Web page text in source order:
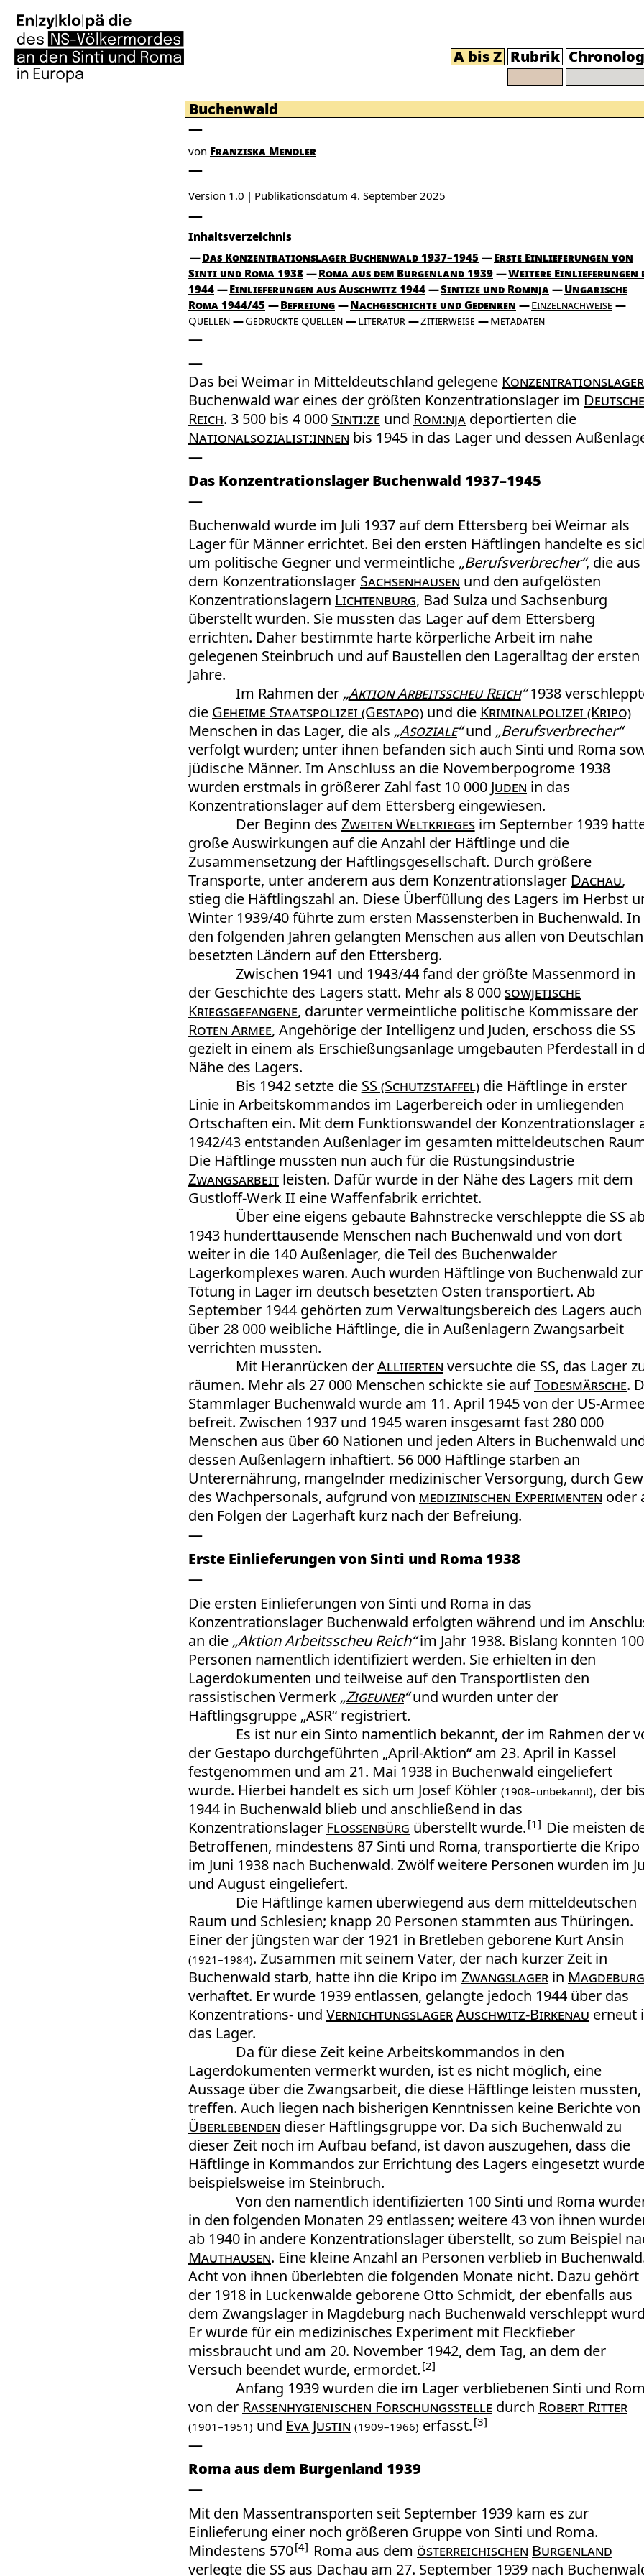
A bis Z Rubrik
Buchenwald
von Franziska Mendler
Version 1.0 Publikationsdatum 4. September 2025
Inhaltsverzeichnis
Das Konzentrationslager Buchenwald 1937–1945
Erste Einlieferungen von
Sinti und Roma 1938
Roma aus dem Burgenland 1939
Weitere Einlieferungen
1944
Einlieferungen aus Auschwitz 1944 Sintize und Romnja
Ungarische
Roma 1944/45
Befreiung Nachgeschichte und Gedenken
Einzelnachweise
Quellen
Gedruckte Quellen Literatur Zitierweise Metadaten
Das bei Weimar in Mitteldeutschland gelegene Konzentrationslager
Buchenwald war eines der größten Konzentrationslager im
Reich. 3 500 bis 4 000 Sinti:ze und Rom:nja deportierten die
Nationalsozialist:innen bis 1945 in das Lager und dessen
Das Konzentrationslager Buchenwald 1937–1945
Buchenwald wurde im Juli 1937 auf dem Ettersberg bei Weimar als
Lager für Männer errichtet. Bei den ersten Häftlingen handelte es
um politische Gegner und vermeintliche „Berufsverbrecher“, die aus
dem Konzentrationslager Sachsenhausen und den aufgelösten
Konzentrationslagern Lichtenburg, Bad Sulza und Sachsenburg
überstellt wurden. Sie mussten das Lager auf dem Ettersberg
errichten. Daher bestimmte harte körperliche Arbeit im nahe
gelegenen Steinbruch und auf Baustellen den Lageralltag der ersten
Jahre.
Im Rahmen der „Aktion Arbeitsscheu Reich“1938
die Geheime Staatspolizei (Gestapo) und die Kriminalpolizei (Kripo)
Menschen in das Lager, die als „Asoziale“und „Berufsverbrecher“
verfolgt wurden; unter ihnen befanden sich auch Sinti und Roma
jüdische Männer. Im Anschluss an die Novemberpogrome 1938
wurden erstmals in größerer Zahl fast 10 000 Juden in das
Konzentrationslager auf dem Ettersberg eingewiesen.
Der Beginn des Zweiten Weltkriegesim September 1939
große Auswirkungen auf die Anzahl der Häftlinge und die
Zusammensetzung der Häftlingsgesellschaft. Durch größere
Transporte, unter anderem aus dem Konzentrationslager Dachau,
stieg die Häftlingszahl an. Diese Überfüllung des Lagers im Herbst
Winter 1939/40 führte zum ersten Massensterben in Buchenwald. In
den folgenden Jahren gelangten Menschen aus allen von
besetzten Ländern auf den Ettersberg.
Zwischen 1941 und 1943/44 fand der größte Massenmord in
der Geschichte des Lagers statt. Mehr als 8 000sowjetische
Kriegsgefangene, darunter vermeintliche politische Kommissare der
Roten Armee, Angehörige der Intelligenz und Juden, erschoss die SS
gezielt in einem als Erschießungsanlage umgebauten Pferdestall in
Nähe des Lagers.
Bis 1942 setzte die SS (Schutzstaffel)die Häftlinge in erster
Linie in Arbeitskommandos im Lagerbereich oder in umliegenden
Ortschaften ein. Mit dem Funktionswandel der Konzentrationslager
1942/43 entstanden Außenlager im gesamten mitteldeutschen
Die Häftlinge mussten nun auch für die Rüstungsindustrie
Zwangsarbeit leisten. Dafür wurde in der Nähe des Lagers mit dem
Gustloff-Werk II eine Waffenfabrik errichtet.
Über eine eigens gebaute Bahnstrecke verschleppte die SS
1943 hunderttausende Menschen nach Buchenwald und von dort
weiter in die 140 Außenlager, die Teil des Buchenwalder
Lagerkomplexes waren. Auch wurden Häftlinge von Buchenwald zur
Tötung in Lager im deutsch besetzten Osten transportiert. Ab
September 1944 gehörten zum Verwaltungsbereich des Lagers auch
über 28 000 weibliche Häftlinge, die in Außenlagern Zwangsarbeit
verrichten mussten.
Mit Heranrücken derAlliierten versuchte die SS, das Lager
räumen. Mehr als 27 000 Menschen schickte sie aufTodesmärsche.
Stammlager Buchenwald wurde am 11. April 1945 von der US-Armee
befreit. Zwischen 1937 und 1945 waren insgesamt fast 280 000
Menschen aus über 60 Nationen und jeden Alters in Buchenwald
dessen Außenlagern inhaftiert. 56 000 Häftlinge starben an
Unterernährung, mangelnder medizinischer Versorgung, durch
des Wachpersonals, aufgrund von medizinischen Experimenten oder
den Folgen der Lagerhaft kurz nach der Befreiung.
Erste Einlieferungen von Sinti und Roma 1938
Die ersten Einlieferungen von Sinti und Roma in das
Konzentrationslager Buchenwald erfolgten während und im
an die „Aktion Arbeitsscheu Reich“im Jahr 1938. Bislang konnten 100
Personen namentlich identifiziert werden. Sie erhielten in den
Lagerdokumenten und teilweise auf den Transportlisten den
rassistischen Vermerk „Zigeuner“und wurden unter der
Häftlingsgruppe „ASR“ registriert.
Es ist nur ein Sinto namentlich bekannt, der im Rahmen der
der Gestapo durchgeführten „April-Aktion“ am 23. April in Kassel
festgenommen und am 21. Mai 1938 in Buchenwald eingeliefert
wurde. Hierbei handelt es sich um Josef Köhler (1908–unbekannt), der bis
1944 in Buchenwald blieb und anschließend in das
Konzentrationslager Flossenbürg überstellt wurde. 1
Die meisten
Betroffenen, mindestens 87 Sinti und Roma, transportierte die Kripo
im Juni 1938 nach Buchenwald. Zwölf weitere Personen wurden im
und August eingeliefert.
Die Häftlinge kamen überwiegend aus dem mitteldeutschen
Raum und Schlesien; knapp 20 Personen stammten aus Thüringen.
Einer der jüngsten war der 1921 in Bretleben geborene Kurt Ansin
(1921–1984). Zusammen mit seinem Vater, der nach kurzer Zeit in
Buchenwald starb, hatte ihn die Kripo im Zwangslager in Magdeburg
verhaftet. Er wurde 1939 entlassen, gelangte jedoch 1944 über das
Konzentrations- und VernichtungslagerAuschwitz-Birkenau erneut
das Lager.
Da für diese Zeit keine Arbeitskommandos in den
Lagerdokumenten vermerkt wurden, ist es nicht möglich, eine
Aussage über die Zwangsarbeit, die diese Häftlinge leisten mussten,
treffen. Auch liegen nach bisherigen Kenntnissen keine Berichte von
Überlebenden dieser Häftlingsgruppe vor. Da sich Buchenwald zu
dieser Zeit noch im Aufbau befand, ist davon auszugehen, dass die
Häftlinge in Kommandos zur Errichtung des Lagers eingesetzt
beispielsweise im Steinbruch.
Von den namentlich identifizierten 100 Sinti und Roma
in den folgenden Monaten 29 entlassen; weitere 43 von ihnen
ab 1940 in andere Konzentrationslager überstellt, so zum Beispiel
Mauthausen. Eine kleine Anzahl an Personen verblieb in
Acht von ihnen überlebten die folgenden Monate nicht. Dazu gehört
der 1918 in Luckenwalde geborene Otto Schmidt, der ebenfalls aus
dem Zwangslager in Magdeburg nach Buchenwald verschleppt
Er wurde für ein medizinisches Experiment mit Fleckfieber
missbraucht und am 20. November 1942, dem Tag, an dem der
Versuch beendet wurde, ermordet. 2
Anfang 1939 wurden die im Lager verbliebenen Sinti und
von der Rassenhygienischen Forschungsstelle durch Robert Ritter
(1901–1951) und Eva Justin (1909–1966) erfasst. 3
Roma aus dem Burgenland 1939
Mit den Massentransporten seit September 1939 kam es zur
Einlieferung einer noch größeren Gruppe von Sinti und Roma.
Mindestens 570 4 Roma aus dem österreichischen Burgenland
verlegte die SS aus Dachau am 27. September 1939 nach